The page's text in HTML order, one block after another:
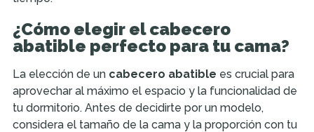
¿Cómo elegir el cabecero
abatible perfecto para tu cama?
La elección de un cabecero abatible es crucial para
aprovechar al máximo el espacio y la funcionalidad de
tu dormitorio. Antes de decidirte por un modelo,
considera el tamaño de la cama y la proporción con tu